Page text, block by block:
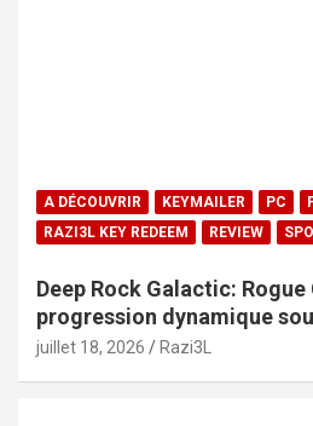
A DÉCOUVRIR KEYMAILER PC
RAZI3L KEY REDEEM
REVIEW
Deep Rock Galactic: Rogue
progression dynamique
juillet 18, 2026 Razi3L